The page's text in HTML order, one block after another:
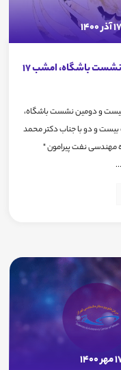
1400
بیست و دومين نشست باشگاه، امشب ۱۷
بیست و دومين نشست باشگاه،
ساعت بیست و دو با جناب دکتر محمد
مهندسی نفت پیرامون "
1400